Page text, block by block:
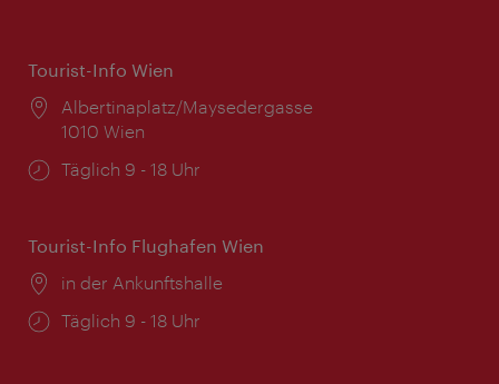
Tourist-Info Wien
Ort:
Albertinaplatz/Maysedergasse
1010 Wien
Öffnungszeiten:
Täglich 9 - 18 Uhr
Tourist-Info Flughafen Wien
Ort:
in der Ankunftshalle
Öffnungszeiten:
Täglich 9 - 18 Uhr